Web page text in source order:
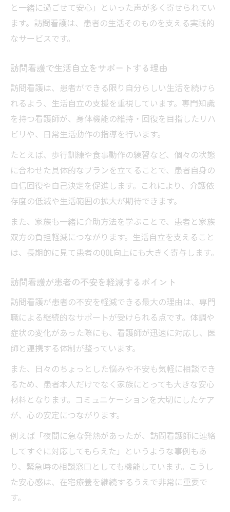
と一緒に過ごせて安心」といった声が多く寄せられてい
ます。訪問看護は、患者の生活そのものを支える実践的
なサービスです。
訪問看護で生活自立をサポートする理由
訪問看護は、患者ができる限り自分らしい生活を続けら
れるよう、生活自立の支援を重視しています。専門知識
を持つ看護師が、身体機能の維持・回復を目指したリハ
ビリや、日常生活動作の指導を行います。
たとえば、歩行訓練や食事動作の練習など、個々の状態
に合わせた具体的なプランを立てることで、患者自身の
自信回復や自己決定を促進します。これにより、介護依
存度の低減や生活範囲の拡大が期待できます。
また、家族も一緒に介助方法を学ぶことで、患者と家族
双方の負担軽減につながります。生活自立を支えること
は、長期的に見て患者のQOL向上にも大きく寄与します。
訪問看護が患者の不安を軽減するポイント
訪問看護が患者の不安を軽減できる最大の理由は、専門
職による継続的なサポートが受けられる点です。体調や
症状の変化があった際にも、看護師が迅速に対応し、医
師と連携する体制が整っています。
また、日々のちょっとした悩みや不安も気軽に相談でき
るため、患者本人だけでなく家族にとっても大きな安心
材料となります。コミュニケーションを大切にしたケア
が、心の安定につながります。
例えば「夜間に急な発熱があったが、訪問看護師に連絡
してすぐに対応してもらえた」というような事例もあ
り、緊急時の相談窓口としても機能しています。こうし
た安心感は、在宅療養を継続するうえで非常に重要で
す。